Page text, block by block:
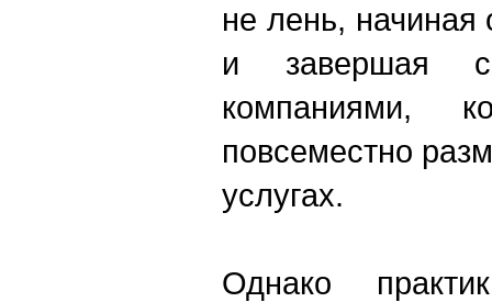
не лень, начиная
и завершая
компаниями,
повсеместно
услугах.
Однако